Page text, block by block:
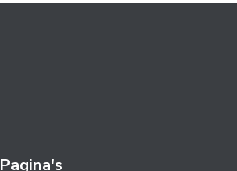
Pagina's